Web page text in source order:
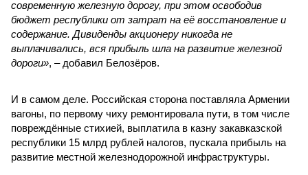
современную железную дорогу, при этом освободив
бюджет республики от затрат на её восстановление и
содержание. Дивиденды акционеру никогда не
выплачивались, вся прибыль шла на развитие железной
дороги», – добавил Белозёров.
И в самом деле. Российская сторона поставляла Армении
вагоны, по первому чиху ремонтировала пути, в том числе
повреждённые стихией, выплатила в казну закавказской
республики 15 млрд рублей налогов, пускала прибыль на
развитие местной железнодорожной инфраструктуры.